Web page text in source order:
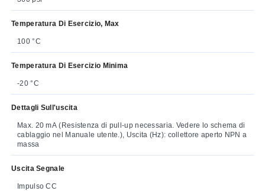
Temperatura Di Esercizio, Max
100 °C
Temperatura Di Esercizio Minima
-20 °C
Dettagli Sull'uscita
Max. 20 mA (Resistenza di pull-up necessaria. Vedere lo schema di
cablaggio nel Manuale utente.), Uscita (Hz): collettore aperto NPN a
massa
Uscita Segnale
Impulso CC